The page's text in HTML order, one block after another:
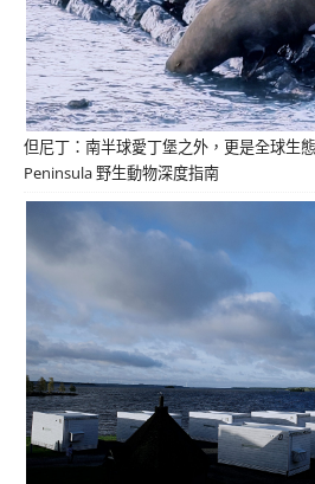
但尼丁：南半球愛丁堡之外，更是全球生
Peninsula 野生動物深度指南